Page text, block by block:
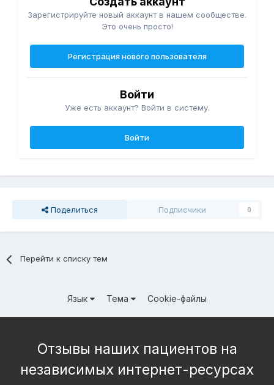
Зарегистрируйте новый аккаунт в нашем сообществе.
Это очень просто!
Регистрация нового пользователя
Войти
Уже есть аккаунт? Войти в систему.
Войти
Поделиться Подписчики 0
Перейти к списку тем
Язык Тема Cookie-файлы
Отзывы наших пациентов на
независимых интернет-ресурсах